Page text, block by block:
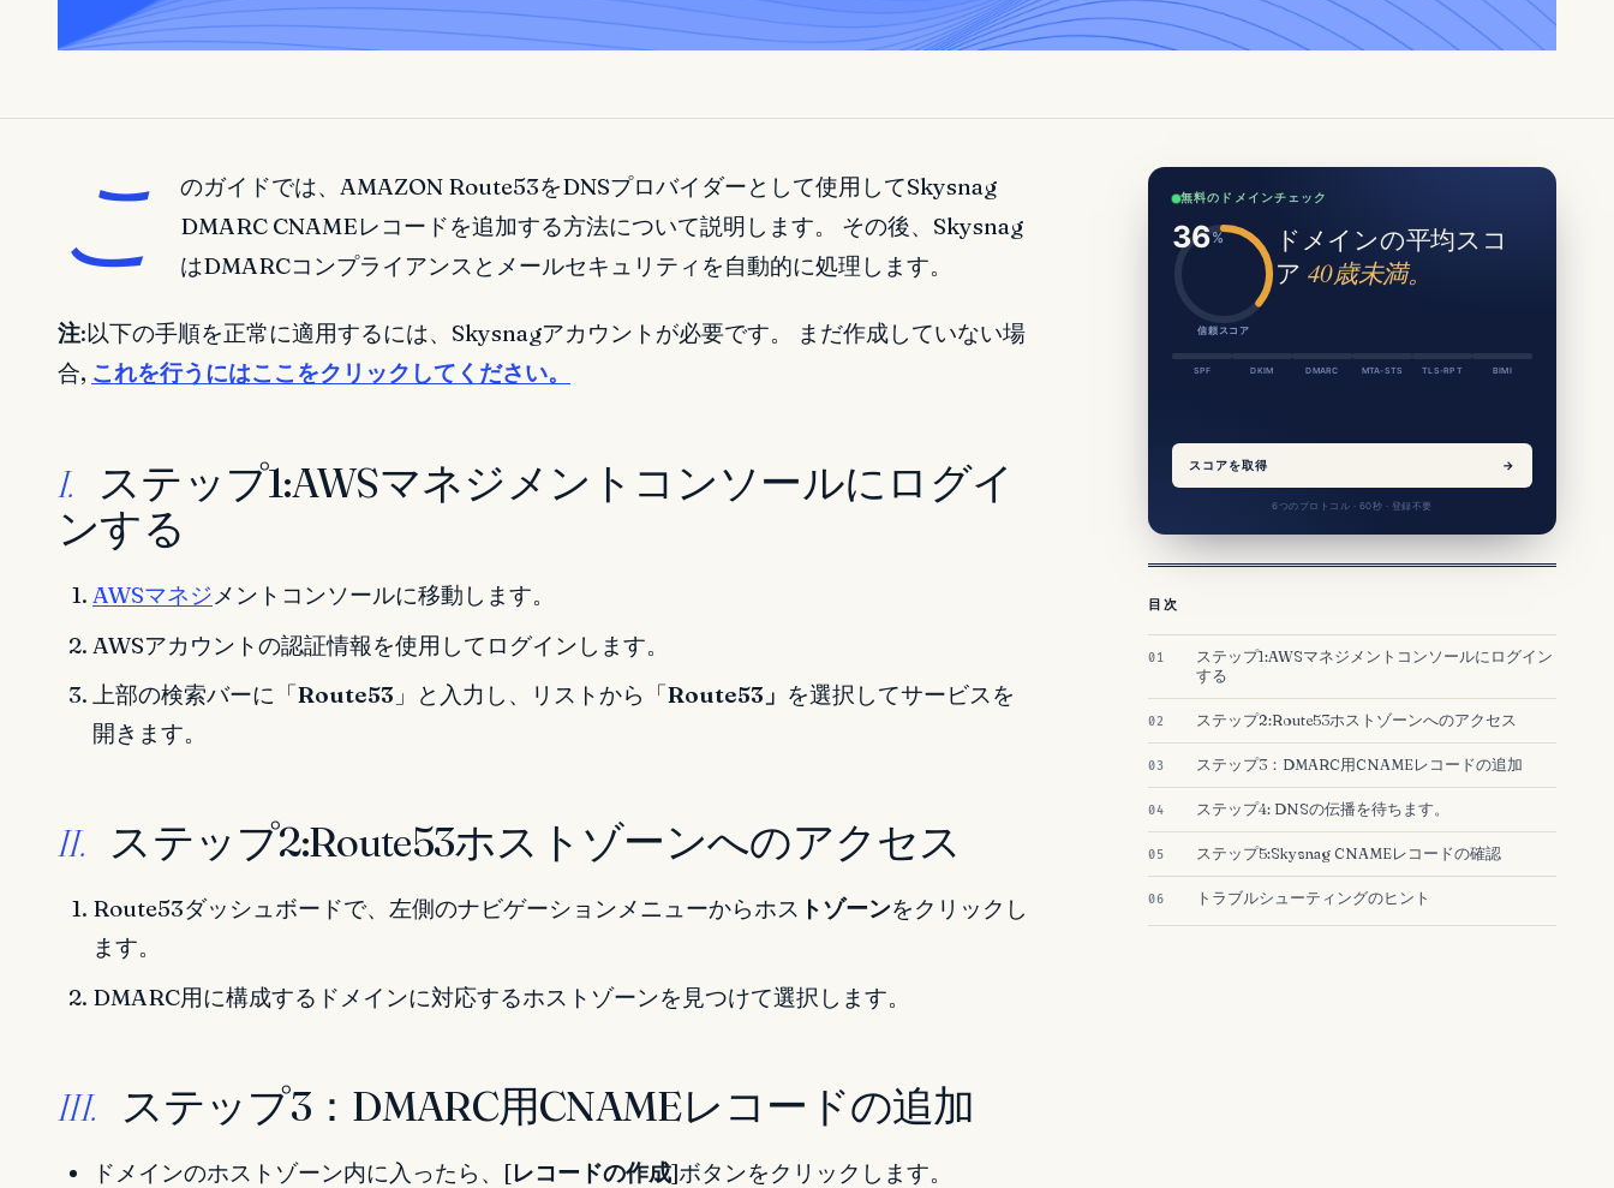
こ
のガイドでは、AMAZON Route53をDNSプロバイダーとして使用してSkysnag
DMARC CNAMEレコードを追加する方法について説明します。 その後、Skysnag
はDMARCコンプライアンスとメールセキュリティを自動的に処理します。
注:以下の手順を正常に適用するには、Skysnagアカウントが必要です。 まだ作成していない場
合, これを行うにはここをクリックしてください。
I.
ステップ1:AWSマネジメントコンソールにログイ
ンする
AWSマネジメントコンソールに移動します。
AWSアカウントの認証情報を使用してログインします。
上部の検索バーに「Route53 」と入力し、リストから「Route53」 を選択してサービスを
開きます。
II. ステップ2:Route53ホストゾーンへのアクセス
Route53ダッシュボードで、左側のナビゲーションメニューからホス トゾーンをクリックし
ます。
DMARC用に構成するドメインに対応するホストゾーンを見つけて選択します。
III. ステップ3：DMARC用CNAMEレコードの追加
ドメインのホストゾーン内に入ったら、[レコードの作成]ボタンをクリックします。
無料のドメインチェック
信頼スコア
ドメインの平均スコ
ア 40歳未満。
SPF DKIM DMARC MTA-STS TLS-RPT BIMI
スコアを取得 →
6つのプロトコル · 60秒 · 登録不要
目次
ステップ1:AWSマネジメントコンソールにログイン
する
ステップ2:Route53ホストゾーンへのアクセス
ステップ3：DMARC用CNAMEレコードの追加
ステップ4: DNSの伝播を待ちます。
ステップ5:Skysnag CNAMEレコードの確認
トラブルシューティングのヒント